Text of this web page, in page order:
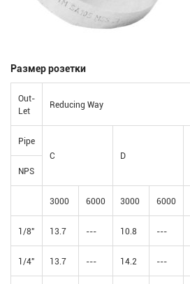
Размер розетки
Out-
Let
Reducing Way
Pipe
C
D
NPS
3000 6000 3000 6000
1/8" 13.7 --- 10.8 ---
1/4" 13.7 --- 14.2 ---